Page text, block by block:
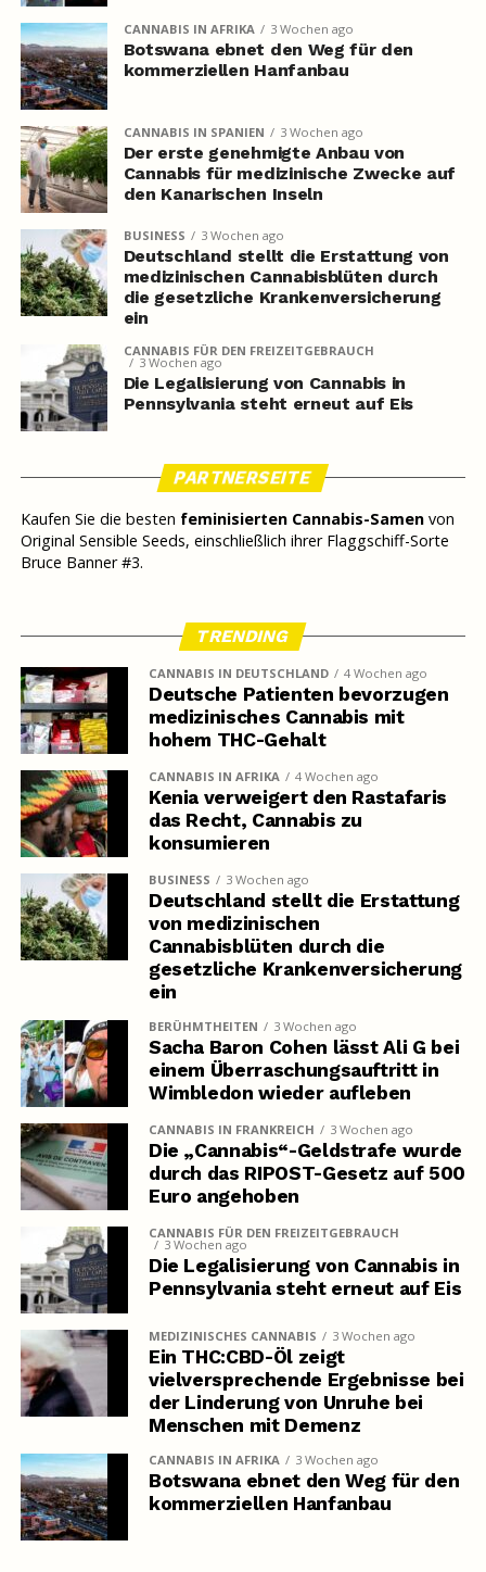
CANNABIS IN AFRIKA 3 Wochen ago
Botswana ebnet den Weg für den
kommerziellen Hanfanbau
CANNABIS IN SPANIEN 3 Wochen ago
Der erste genehmigte Anbau von
Cannabis für medizinische Zwecke auf
den Kanarischen Inseln
BUSINESS 3 Wochen ago
Deutschland stellt die Erstattung von
medizinischen Cannabisblüten durch
die gesetzliche Krankenversicherung
ein
CANNABIS FÜR DEN FREIZEITGEBRAUCH
3 Wochen ago
Die Legalisierung von Cannabis in
Pennsylvania steht erneut auf Eis
PARTNERSEITE
Kaufen Sie die besten feminisierten Cannabis-Samenvon
Original Sensible Seeds, einschließlich ihrer Flaggschiff-Sorte
Bruce Banner #3.
TRENDING
CANNABIS IN DEUTSCHLAND 4 Wochen ago
Deutsche Patienten bevorzugen
medizinisches Cannabis mit
hohem THC-Gehalt
CANNABIS IN AFRIKA 4 Wochen ago
Kenia verweigert den Rastafaris
das Recht, Cannabis zu
konsumieren
BUSINESS 3 Wochen ago
Deutschland stellt die Erstattung
von medizinischen
Cannabisblüten durch die
gesetzliche Krankenversicherung
ein
BERÜHMTHEITEN 3 Wochen ago
Sacha Baron Cohen lässt Ali G bei
einem Überraschungsauftritt in
Wimbledon wieder aufleben
CANNABIS IN FRANKREICH 3 Wochen ago
Die „Cannabis“-Geldstrafe wurde
durch das RIPOST-Gesetz auf 500
Euro angehoben
CANNABIS FÜR DEN FREIZEITGEBRAUCH
3 Wochen ago
Die Legalisierung von Cannabis in
Pennsylvania steht erneut auf Eis
MEDIZINISCHES CANNABIS 3 Wochen ago
Ein THC:CBD-Öl zeigt
vielversprechende Ergebnisse bei
der Linderung von Unruhe bei
Menschen mit Demenz
CANNABIS IN AFRIKA 3 Wochen ago
Botswana ebnet den Weg für den
kommerziellen Hanfanbau